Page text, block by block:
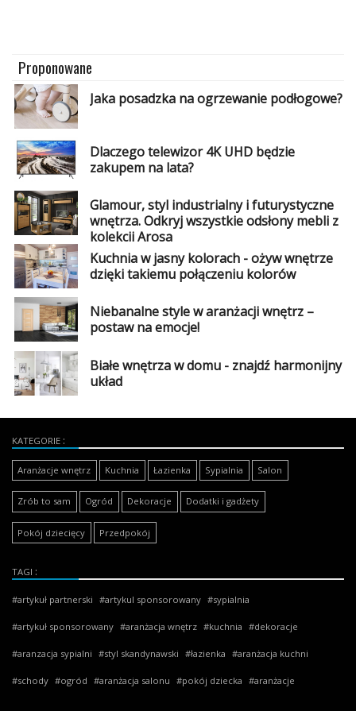
Proponowane
Jaka posadzka na ogrzewanie podłogowe?
Dlaczego telewizor 4K UHD będzie
zakupem na lata?
Glamour, styl industrialny i futurystyczne
wnętrza. Odkryj wszystkie odsłony mebli z
kolekcji Arosa
Kuchnia w jasny kolorach - ożyw wnętrze
dzięki takiemu połączeniu kolorów
Niebanalne style w aranżacji wnętrz –
postaw na emocje!
Białe wnętrza w domu - znajdź harmonijny
układ
KATEGORIE
Aranżacje wnętrz Kuchnia Łazienka Sypialnia Salon
Zrób to sam Ogród Dekoracje Dodatki i gadżety
Pokój dziecięcy Przedpokój
TAGI
artykuł partnerski artykul sponsorowany sypialnia
artykuł sponsorowany aranżacja wnętrz kuchnia dekoracje
aranzacja sypialni styl skandynawski łazienka aranżacja kuchni
schody ogród aranżacja salonu pokój dziecka aranżacje